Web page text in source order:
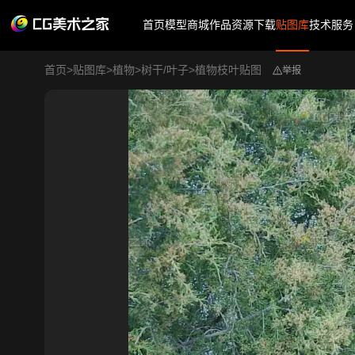
首页模型商城作品资源下载贴图库技术服务
首页>贴图库>植物>树干/叶子>植物枝叶贴图 举报